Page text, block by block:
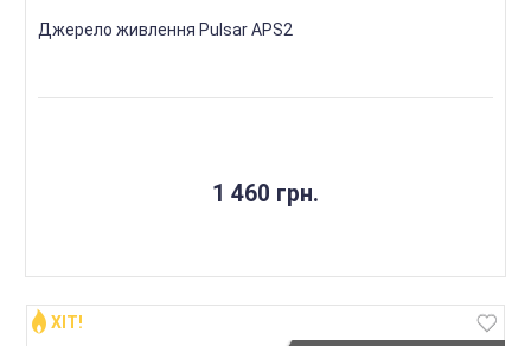
Джерело живлення Pulsar APS2
1 460 грн.
ХІТ!